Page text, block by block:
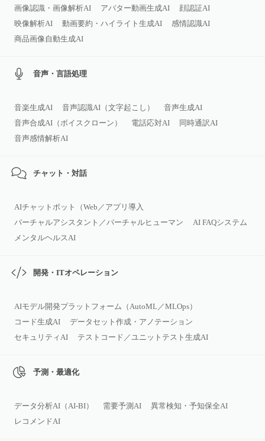
画像認識・画像解析AI アバター動画生成AI
顔認証AI
映像解析AI
動画要約・ハイライト生成AI
感情認識AI
商品画像自動生成AI
音声・言語処理
音楽生成AI 音声認識AI（文字起こし）
音声生成AI
音声合成AI（ボイスクローン）
電話応対AI
同時通訳AI
音声感情解析AI
チャット・対話
AIチャットボット（Web／アプリ導入
バーチャルアシスタント／バーチャルヒューマン
AI FAQシステム
メンタルヘルスAI
開発・ITオペレーション
AIモデル開発プラットフォーム（AutoML／MLOps）
コード生成AI
データセット作成・アノテーション
セキュリティAI
テストコード／ユニットテスト生成AI
予測・最適化
データ分析AI（AI‑BI） 需要予測AI
異常検知・予知保全AI
レコメンドAI